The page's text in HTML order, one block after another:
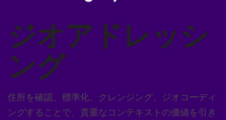
ジオアドレッシ
ング
住所を確認、標準化、クレンジング、ジオコーディ
ングすることで、貴重なコンテキストの価値を引き